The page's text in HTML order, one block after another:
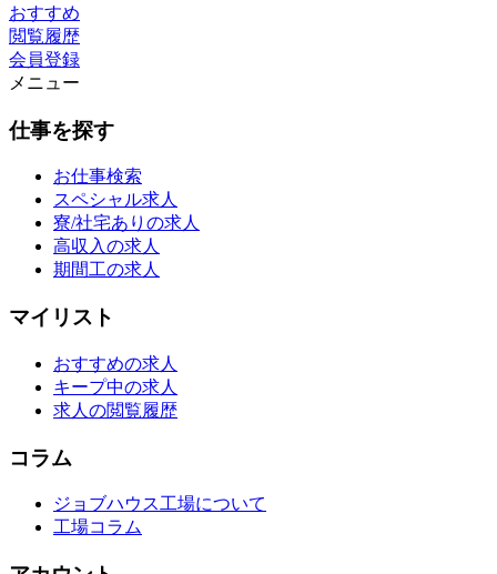
おすすめ
閲覧履歴
会員登録
メニュー
仕事を探す
お仕事検索
スペシャル求人
寮/社宅ありの求人
高収入の求人
期間工の求人
マイリスト
おすすめの求人
キープ中の求人
求人の閲覧履歴
コラム
ジョブハウス工場について
工場コラム